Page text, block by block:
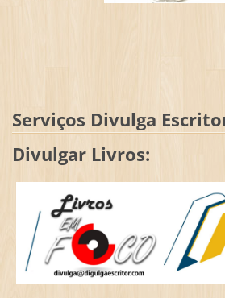
Serviços Divulga
Divulgar Livros: